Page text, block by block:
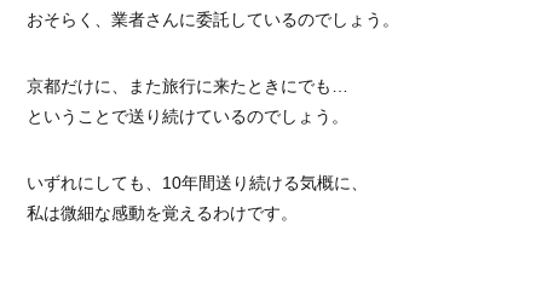
おそらく、業者さんに委託しているのでしょう。
京都だけに、また旅行に来たときにでも…
ということで送り続けているのでしょう。
いずれにしても、10年間送り続ける気概に、
私は微細な感動を覚えるわけです。